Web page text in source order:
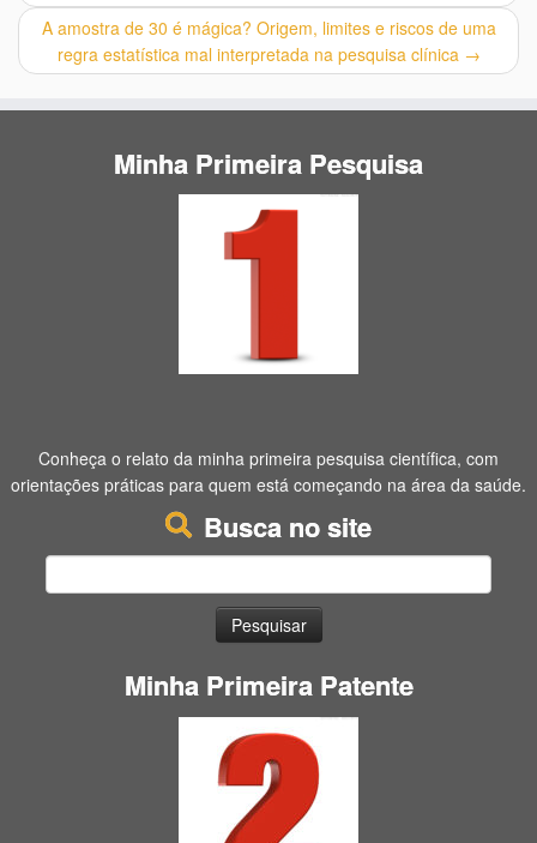
A amostra de 30 é mágica? Origem, limites e riscos de uma
regra estatística mal interpretada na pesquisa clínica →
Minha Primeira Pesquisa
Conheça o relato da minha primeira pesquisa científica, com
orientações práticas para quem está começando na área da saúde.
Busca no site
Pesquisar
Minha Primeira Patente